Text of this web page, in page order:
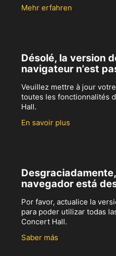
Mehr erfahren
Désolé, la version
navigateur n’est
Veuillez mettre à jour
toutes les fonctionnalités
Hall.
En savoir plus
navegador está
Por favor, actualice la
para poder utilizar todas
Concert Hall.
Saber más